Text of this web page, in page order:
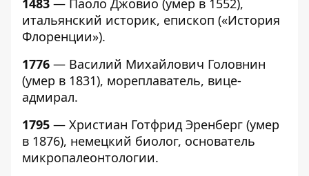
1483 — Паоло Джовио (умер в 1552),
итальянский историк, епископ («История
Флоренции»).
1776 — Василий Михайлович Головнин
(умер в 1831), мореплаватель, вице-
адмирал.
1795 — Христиан Готфрид Эренберг (умер
в 1876), немецкий биолог, основатель
микропалеонтологии.